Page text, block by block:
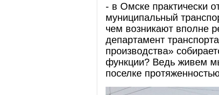
- в Омске практически
муниципальный
чем возникают вполне
департамент
производства»
функции? Ведь живем
поселке